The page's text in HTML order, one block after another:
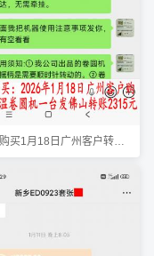
第三次购买1月18日广州客户转账2315元